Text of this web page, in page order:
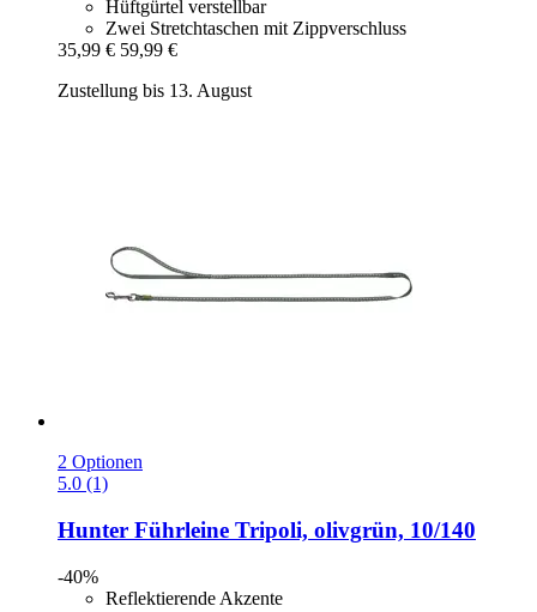
Hüftgürtel verstellbar
Zwei Stretchtaschen mit Zippverschluss
35,99 € 59,99 €
Zustellung bis 13. August
2 Optionen
5.0 (1)
Hunter Führleine Tripoli, olivgrün, 10/140
-40%
Reflektierende Akzente